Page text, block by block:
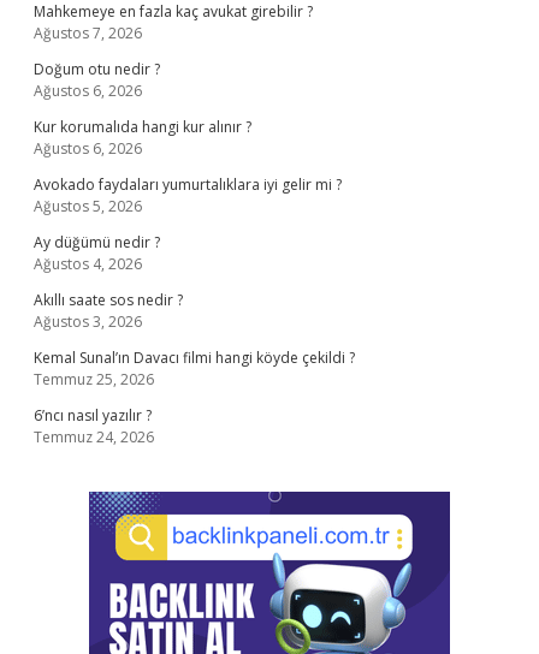
Mahkemeye en fazla kaç avukat girebilir ?
Ağustos 7, 2026
Doğum otu nedir ?
Ağustos 6, 2026
Kur korumalıda hangi kur alınır ?
Ağustos 6, 2026
Avokado faydaları yumurtalıklara iyi gelir mi ?
Ağustos 5, 2026
Ay düğümü nedir ?
Ağustos 4, 2026
Akıllı saate sos nedir ?
Ağustos 3, 2026
Kemal Sunal’ın Davacı filmi hangi köyde çekildi ?
Temmuz 25, 2026
6’ncı nasıl yazılır ?
Temmuz 24, 2026